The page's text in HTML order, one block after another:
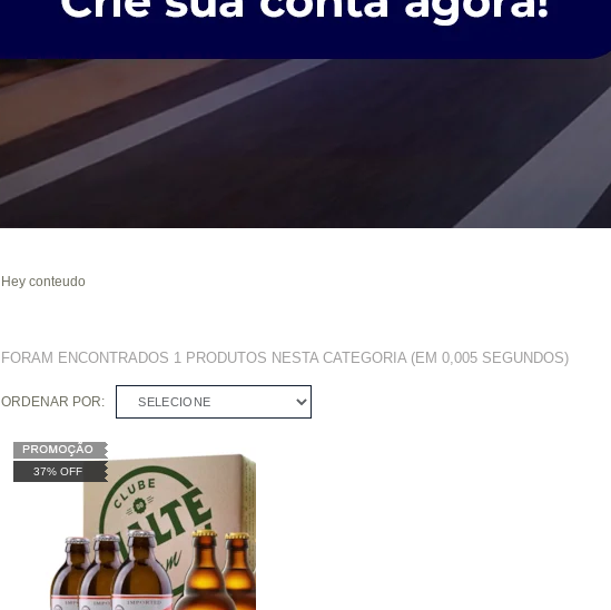
Hey conteudo
FORAM ENCONTRADOS 1 PRODUTOS NESTA CATEGORIA (EM 0,005 SEGUNDOS)
ORDENAR POR: SELECIONE
37% OFF